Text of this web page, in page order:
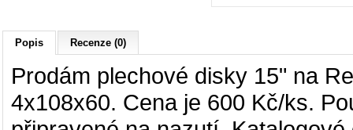
Popis Recenze (0)
Prodám plechové disky 15" na
4x108x60. Cena je 600 Kč/ks.